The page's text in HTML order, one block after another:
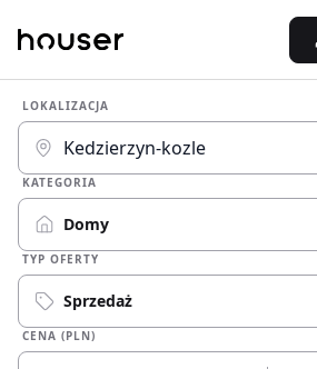
LOKALIZACJA
KATEGORIA
Domy
TYP OFERTY
Sprzedaż
CENA (PLN)